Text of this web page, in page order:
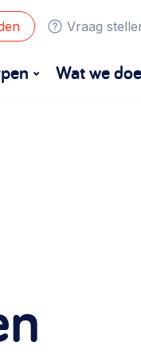
Vraag
Wat we